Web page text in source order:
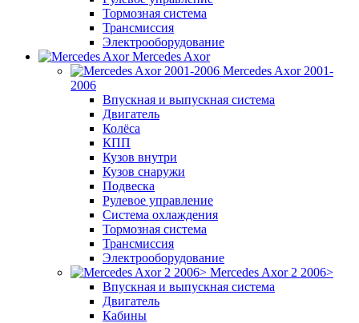
Тормозная система
Трансмиссия
Электрооборудование
Mercedes Axor
Mercedes Axor 2001-
2006
Впускная и выпускная система
Двигатель
Колёса
КПП
Кузов внутри
Кузов снаружи
Подвеска
Рулевое управление
Система охлаждения
Тормозная система
Трансмиссия
Электрооборудование
Mercedes Axor 2 2006>
Впускная и выпускная система
Двигатель
Кабины